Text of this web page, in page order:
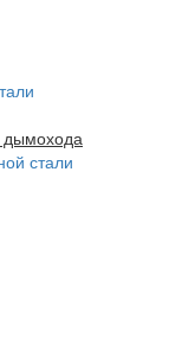
дымохода
стали